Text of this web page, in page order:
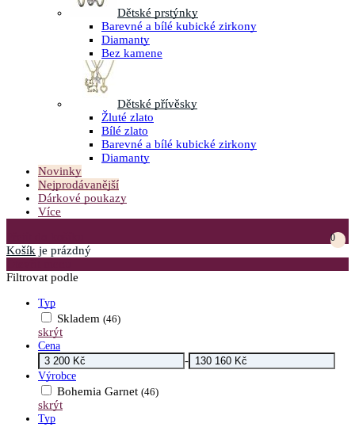
Dětské prstýnky
Barevné a bílé kubické zirkony
Diamanty
Bez kamene
Dětské přívěsky
Žluté zlato
Bílé zlato
Barevné a bílé kubické zirkony
Diamanty
Novinky
Nejprodávanější
Dárkové poukazy
Více
0
Košík je prázdný
Filtrovat podle
Typ
Skladem (46)
skrýt
Cena
-
Výrobce
Bohemia Garnet (46)
skrýt
Typ